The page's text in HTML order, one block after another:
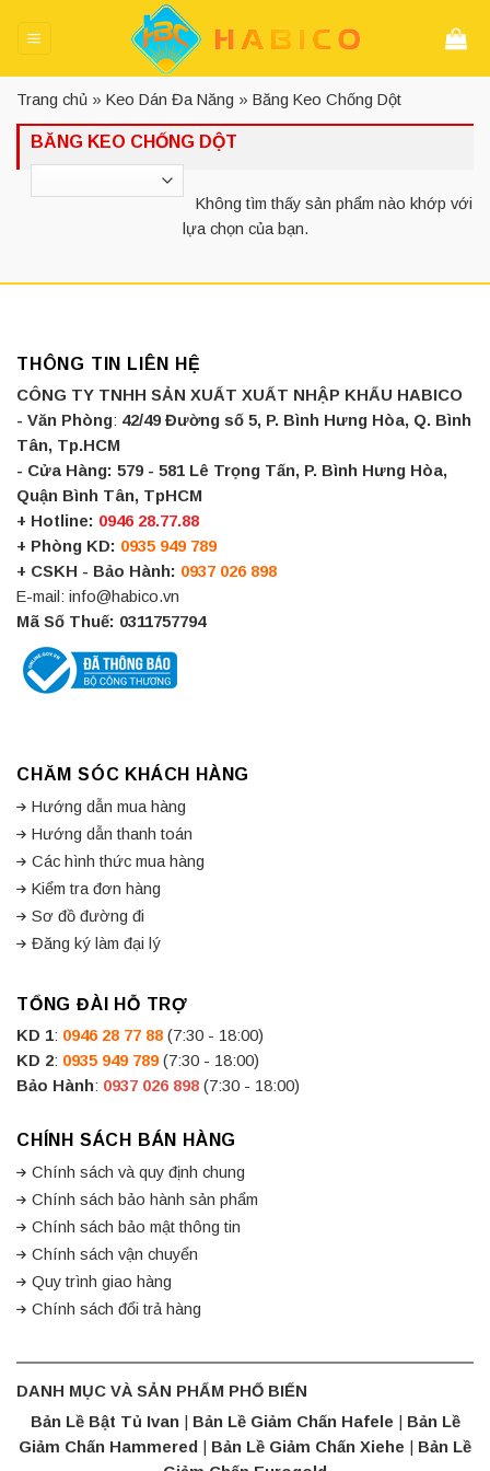
Trang chủ » Keo Dán Đa Năng » Băng Keo Chống Dột
BĂNG KEO CHỐNG DỘT
Không tìm thấy sản phẩm nào khớp với
lựa chọn của bạn.
THÔNG TIN LIÊN HỆ
CÔNG TY TNHH SẢN XUẤT XUẤT NHẬP KHẨU HABICO
- Văn Phòng: 42/49 Đường số 5, P. Bình Hưng Hòa, Q. Bình
Tân, Tp.HCM
- Cửa Hàng: 579 - 581 Lê Trọng Tấn, P. Bình Hưng Hòa,
Quận Bình Tân, TpHCM
+ Hotline: 0946 28.77.88
+ Phòng KD: 0935 949 789
+ CSKH - Bảo Hành: 0937 026 898
E-mail: info@habico.vn
Mã Số Thuế: 0311757794
CHĂM SÓC KHÁCH HÀNG
Hướng dẫn mua hàng
Hướng dẫn thanh toán
Các hình thức mua hàng
Kiểm tra đơn hàng
Sơ đồ đường đi
Đăng ký làm đại lý
TỔNG ĐÀI HỖ TRỢ
KD 1: 0946 28 77 88 (7:30 - 18:00)
KD 2: 0935 949 789 (7:30 - 18:00)
Bảo Hành: 0937 026 898 (7:30 - 18:00)
CHÍNH SÁCH BÁN HÀNG
Chính sách và quy định chung
Chính sách bảo hành sản phẩm
Chính sách bảo mật thông tin
Chính sách vận chuyển
Quy trình giao hàng
Chính sách đổi trả hàng
DANH MỤC VÀ SẢN PHẨM PHỔ BIẾN
Bản Lề Bật Tủ Ivan
Bản Lề Giảm Chấn Hafele
Bản Lề
Giảm Chấn Hammered
Bản Lề Giảm Chấn Xiehe
Bản Lề